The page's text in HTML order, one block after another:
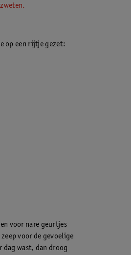
op een rijtje gezet:
voor nare geurtjes
voor de gevoelige
dag wast, dan droog